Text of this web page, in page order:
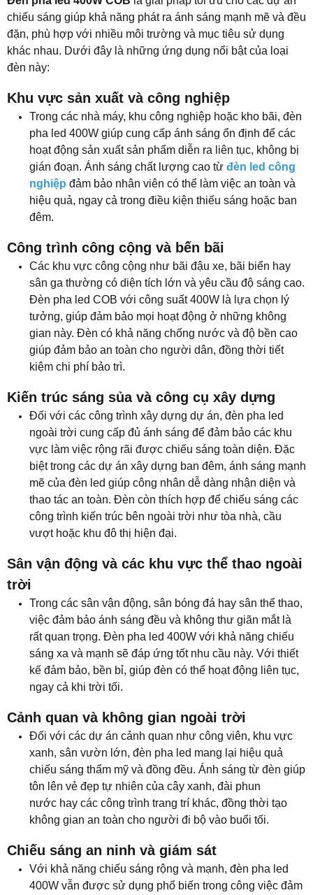
chiếu sáng giúp khả năng phát ra ánh sáng mạnh mẽ và đều
đặn, phù hợp với nhiều môi trường và mục tiêu sử dụng
khác nhau. Dưới đây là những ứng dụng nổi bật của loại
đèn này:
Khu vực sản xuất và công nghiệp
Trong các nhà máy, khu công nghiệp hoặc kho bãi, đèn
pha led 400W giúp cung cấp ánh sáng ổn định để các
hoạt động sản xuất sản phẩm diễn ra liên tục, không bị
gián đoạn. Ánh sáng chất lượng cao từ đèn led công
nghiệp đảm bảo nhân viên có thể làm việc an toàn và
hiệu quả, ngay cả trong điều kiện thiếu sáng hoặc ban
đêm.
Công trình công cộng và bến bãi
Các khu vực công cộng như bãi đậu xe, bãi biển hay
sân ga thường có diện tích lớn và yêu cầu độ sáng cao.
Đèn pha led COB với công suất 400W là lựa chọn lý
tưởng, giúp đảm bảo mọi hoạt động ở những không
gian này. Đèn có khả năng chống nước và độ bền cao
giúp đảm bảo an toàn cho người dân, đồng thời tiết
kiệm chi phí bảo trì.
Kiến trúc sáng sủa và công cụ xây dựng
Đối với các công trình xây dựng dự án, đèn pha led
ngoài trời cung cấp đủ ánh sáng để đảm bảo các khu
vực làm việc rộng rãi được chiếu sáng toàn diện. Đặc
biệt trong các dự án xây dựng ban đêm, ánh sáng mạnh
mẽ của đèn led giúp công nhân dễ dàng nhận diện và
thao tác an toàn. Đèn còn thích hợp để chiếu sáng các
công trình kiến ​​trúc bên ngoài trời như tòa nhà, cầu
vượt hoặc khu đô thị hiện đại.
Sân vận động và các khu vực thể thao ngoài
trời
Trong các sân vận động, sân bóng đá hay sân thể thao,
việc đảm bảo ánh sáng đều và không thư giãn mắt là
rất quan trọng. Đèn pha led 400W với khả năng chiếu
sáng xa và mạnh sẽ đáp ứng tốt nhu cầu này. Với thiết
kế đảm bảo, bền bỉ, giúp đèn có thể hoạt động liên tục,
ngay cả khi trời tối.
Cảnh quan và không gian ngoài trời
Đối với các dự án cảnh quan như công viên, khu vực
xanh, sân vườn lớn, đèn pha led mang lại hiệu quả
chiếu sáng thẩm mỹ và đồng đều. Ánh sáng từ đèn giúp
tôn lên vẻ đẹp tự nhiên của cây xanh, đài phun
nước hay các công trình trang trí khác, đồng thời tạo
không gian an toàn cho người đi bộ vào buổi tối.
Chiếu sáng an ninh và giám sát
Với khả năng chiếu sáng rộng và mạnh, đèn pha led
400W vẫn được sử dụng phổ biến trong công việc đảm